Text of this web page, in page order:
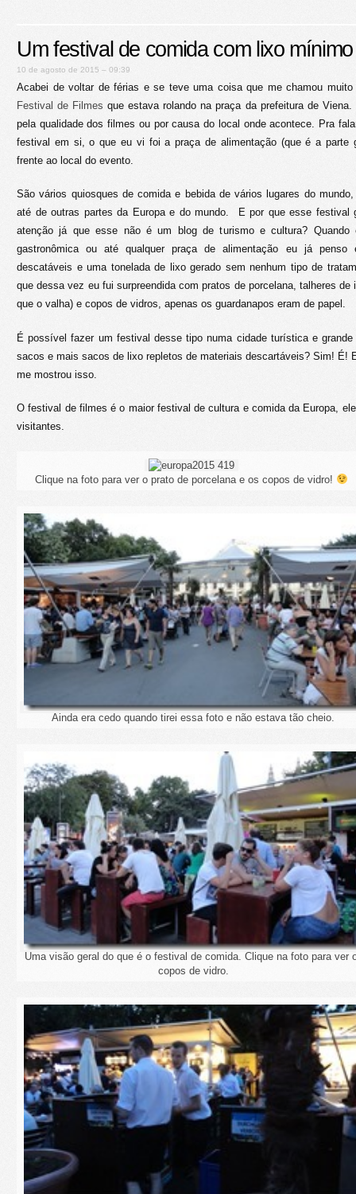
Um festival de comida com lixo mínimo
10 de agosto de 2015 – 09:39
Acabei de voltar de férias e se teve uma coisa que me chamou
Festival de Filmes que estava rolando na praça da prefeitura de
pela qualidade dos filmes ou por causa do local onde acontece. Pra
festival em si, o que eu vi foi a praça de alimentação (que é a parte
frente ao local do evento.
São vários quiosques de comida e bebida de vários lugares do
até de outras partes da Europa e do mundo. E por que esse festival
atenção já que esse não é um blog de turismo e cultura?
gastronômica ou até qualquer praça de alimentação eu já
descatáveis e uma tonelada de lixo gerado sem nenhum tipo de
que dessa vez eu fui surpreendida com pratos de porcelana, talheres de
que o valha) e copos de vidros, apenas os guardanapos eram de papel.
É possível fazer um festival desse tipo numa cidade turística e
sacos e mais sacos de lixo repletos de materiais descartáveis? Sim! É!
me mostrou isso.
O festival de filmes é o maior festival de cultura e comida da Europa,
visitantes.
Clique na foto para ver o prato de porcelana e os copos de vidro!
Ainda era cedo quando tirei essa foto e não estava tão cheio.
Uma visão geral do que é o festival de comida. Clique na foto para ver
copos de vidro.